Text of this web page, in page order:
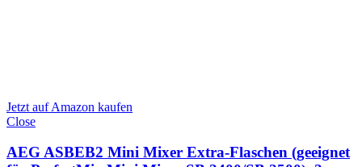
Jetzt auf Amazon kaufen
Close
AEG ASBEB2 Mini Mixer Extra-Flaschen (geeignet